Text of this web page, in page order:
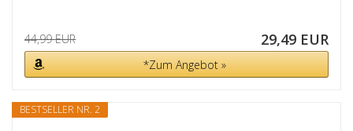
44,99 EUR 29,49 EUR
*Zum Angebot »
BESTSELLER NR. 2